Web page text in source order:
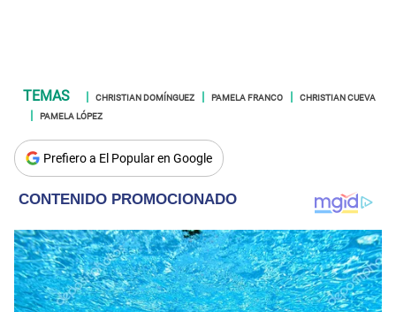
CHRISTIAN DOMÍNGUEZ PAMELA FRANCO
CHRISTIAN CUEVA
PAMELA LÓPEZ
Prefiero a El Popular en Google